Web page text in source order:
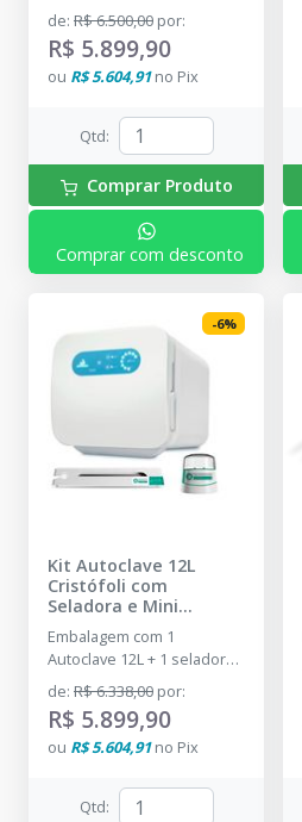
Incubadora e 1 Indicador
Biológico
de: R$ 6.500,00 por:
R$ 5.899,90
ou R$ 5.604,91no Pix
Qtd:
Comprar Produto
Comprar com desconto
-6%
Kit Autoclave 12L
Cristófoli com
Seladora e Mini
Incubadora 2I
-
CRISTÓFOLI - DENTAL
PRIME
Embalagem com 1
Autoclave 12L + 1 seladora
e 1 mini incubadora
de: R$ 6.338,00 por:
R$ 5.899,90
ou R$ 5.604,91no Pix
Qtd: